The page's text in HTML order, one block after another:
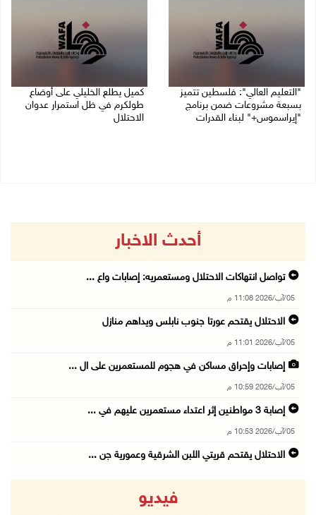
"التعليم العالي": فلسطين تتميز
بسبعة مشروعات ضمن برنامج
"إيراسموس+" لبناء القدرات
كميل يطلع الخليلي على أوضاع
طولكرم في ظل استمرار عدوان
الاحتلال
أحدث الاخبار
تواصل انتهاكات الاحتلال ومستعمريه: إصابات واع ...
05/آب/2026 11:08 م
الاحتلال يقتحم عورتا جنوب نابلس ويداهم منازل
05/آب/2026 11:01 م
إصابات وإحراق مساكن في هجوم للمستعمرين على ال ...
05/آب/2026 10:59 م
إصابة 3 مواطنين إثر اعتداء مستعمرين عليهم في ...
05/آب/2026 10:53 م
الاحتلال يقتحم قريتي اللبن الشرقية وعمورية جن ...
الوزيرة شاهين تبحث مع نظيرها المصري مستجدات ا ...
فيديو